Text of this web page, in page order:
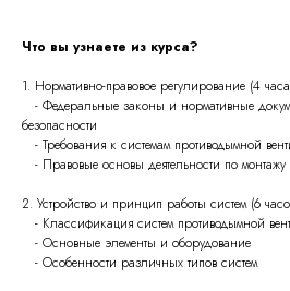
Что вы узнаете из курса?
1. Нормативно-правовое регулирование (4
- Федеральные законы и нормативные
безопасности
- Требования к системам противодымной
- Правовые основы деятельности по
2. Устройство и принцип работы систем (6
- Классификация систем противодымной
- Основные элементы и оборудование
- Особенности различных типов систем